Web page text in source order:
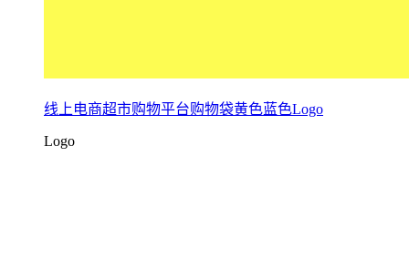
线上电商超市购物平台购物袋黄色蓝色Logo
Logo